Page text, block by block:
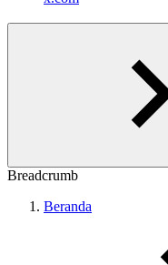
Breadcrumb
Beranda